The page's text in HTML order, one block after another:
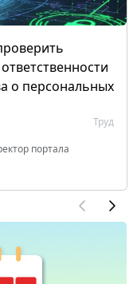
о персональных
Труд
портала